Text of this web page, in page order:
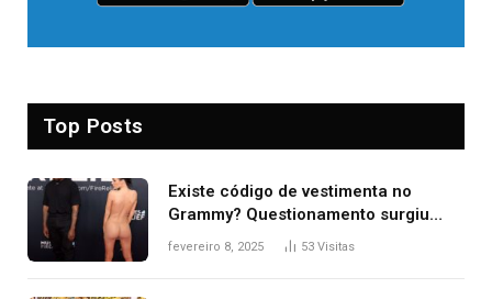
Top Posts
Existe código de vestimenta no
Grammy? Questionamento surgiu
após Bianca Censori, mulher de
fevereiro 8, 2025 53 Visitas